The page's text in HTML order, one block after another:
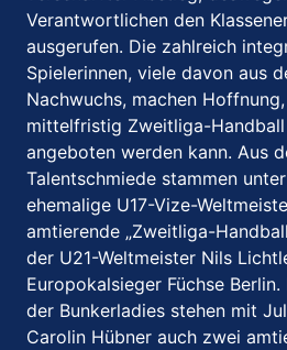
Verantwortlichen den
ausgerufen. Die zahlreich
Spielerinnen, viele davon aus
Nachwuchs, machen
mittelfristig Zweitliga-Handball
angeboten werden kann. Aus
Talentschmiede stammen
ehemalige U17-Vize-
amtierende „Zweitliga-
der U21-Weltmeister Nils
Europokalsieger Füchse
der Bunkerladies stehen mit
Carolin Hübner auch zwei